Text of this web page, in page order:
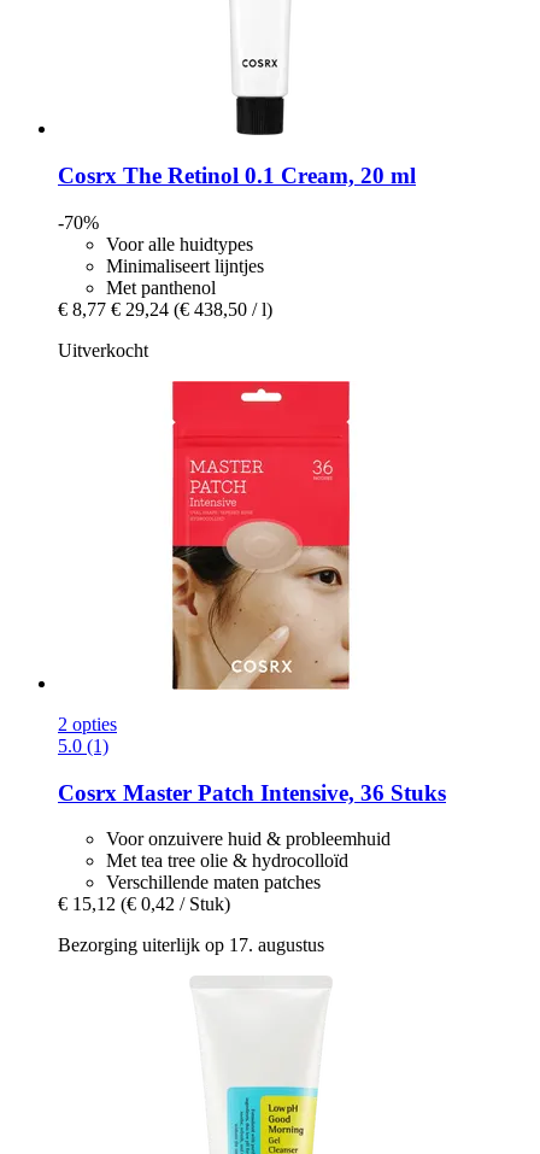
Cosrx The Retinol 0.1 Cream, 20 ml
-70%
Voor alle huidtypes
Minimaliseert lijntjes
Met panthenol
€ 8,77 € 29,24 (€ 438,50 / l)
Uitverkocht
2 opties
5.0 (1)
Cosrx Master Patch Intensive, 36 Stuks
Voor onzuivere huid & probleemhuid
Met tea tree olie & hydrocolloïd
Verschillende maten patches
€ 15,12 (€ 0,42 / Stuk)
Bezorging uiterlijk op 17. augustus